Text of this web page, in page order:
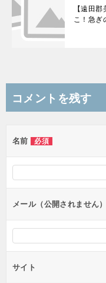
【遠田
こ！急ぎ
コメントを残す
名前 必須
メール（公開されません）
サイト